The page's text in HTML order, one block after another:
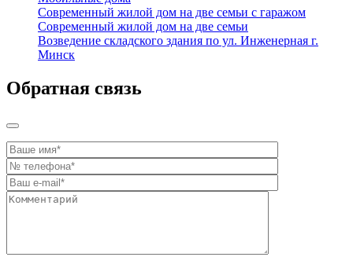
Современный жилой дом на две семьи с гаражом
Современный жилой дом на две семьи
Возведение складского здания по ул. Инженерная г.
Минск
Обратная связь